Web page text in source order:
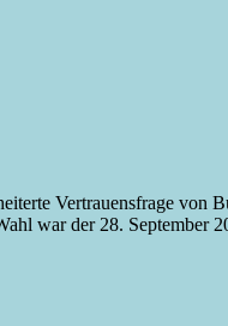
Vertrauensfrage von
war der 28. September